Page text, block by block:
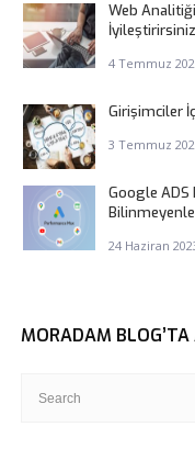
Web
4 Temmuz
Girişimciler
3 Temmuz
Google ADS
24 Haziran
MORADAM BLOG’TA